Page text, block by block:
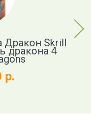
Дракон Skrill
дракона 4
р.
Next